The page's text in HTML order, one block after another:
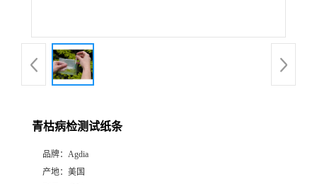
青枯病检测试纸条
品牌： Agdia
产地： 美国